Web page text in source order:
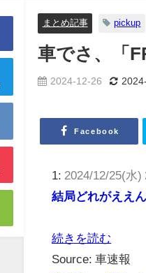
まとめ記事 pickup
車でさ、「
2024-12-26
Facebook
1: 2024/12/25(水
結局どれがええ
続きを読む
Source: 車速報